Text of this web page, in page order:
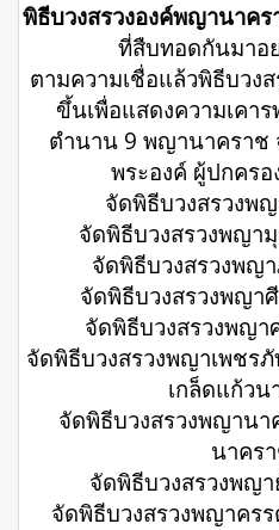
พิธีบวงสรวงองค์พญานาคร
ที่สืบทอดกันมาอ
ตามความเชื่อแล้วพิธีบวง
ขึ้นเพื่อแสดงความเคา
ตำนาน 9 พญานาคราช
พระองค์ ผู้ปกคร
จัดพิธีบวงสรวงพ
จัดพิธีบวงสรวงพญา
จัดพิธีบวงสรวงพญ
จัดพิธีบวงสรวงพญา
จัดพิธีบวงสรวงพญ
จัดพิธีบวงสรวงพญาเพชร
เกล็ดแก้วน
จัดพิธีบวงสรวงพญาน
นาคร
จัดพิธีบวงสรวงพญ
จัดพิธีบวงสรวงพญาคร